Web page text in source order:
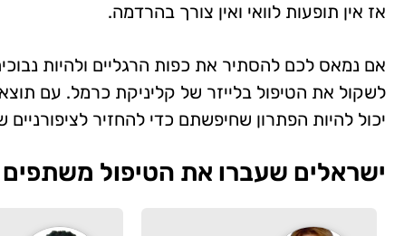
אז אין תופעות לוואי ואין צורך בהרדמה.
אם נמאס לכם להסתיר את כפות הרגליים ולהיות
יכול להיות הפתרון שחיפשתם כדי להחזיר
ישראלים שעברו את הטיפול משתפים